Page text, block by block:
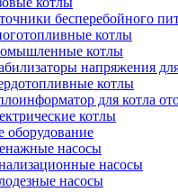
бесперебойного
котлы
котлы
напряжения
котлы
для котла
котлы
оборудование
насосы
насосы
насосы